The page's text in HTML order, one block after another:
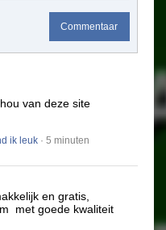
Commentaar
van deze site
ik leuk · 5 minuten
en gratis,
met goede kwaliteit